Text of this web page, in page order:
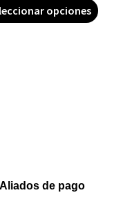
opciones
Aliados de pago